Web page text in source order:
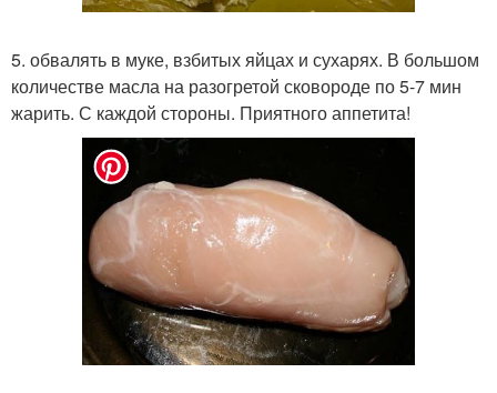
5. обвалять в муке, взбитых яйцах и сухарях. В большом
количестве масла на разогретой сковороде по 5-7 мин
жарить. С каждой стороны. Приятного аппетита!